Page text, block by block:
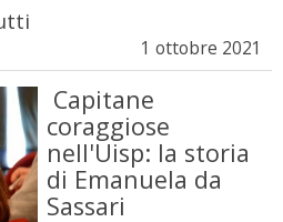
1 ottobre 2021
Capitane
coraggiose
nell'Uisp: la storia
di Emanuela da
Sassari